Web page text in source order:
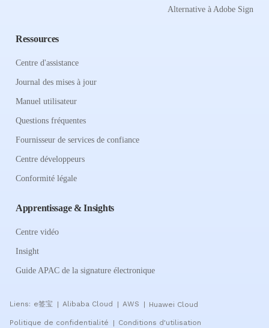
Alternative à Adobe Sign
Ressources
Centre d'assistance
Journal des mises à jour
Manuel utilisateur
Questions fréquentes
Fournisseur de services de confiance
Centre développeurs
Conformité légale
Apprentissage & Insights
Centre vidéo
Insight
Guide APAC de la signature électronique
Liens: e签宝 Alibaba Cloud AWS Huawei Cloud
Politique de confidentialité | Conditions d'utilisation